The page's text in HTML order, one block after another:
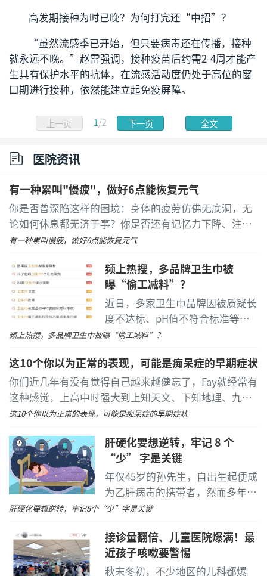
高发期接种为时已晚？为何打完还“中招”？
“虽然流感季已开始，但只要病毒还在传播，接种
就永远不晚。”赵雷强调，接种疫苗后约需2-4周才能产
生具有保护水平的抗体，在流感活动度仍处于高位的窗
口期进行接种，依然能建立起免疫屏障。
上一页 1/2 下一页 全文
医院资讯
有一种累叫"慢疲"，做好6点能恢复元气
你是否曾深陷这样的困境：身体的疲劳仿佛无底洞，无
论如何休息都无济于事？你是否还有记忆力下降、注意
力无法集中、肌肉及关节痛、头痛、睡眠差……如果是
有一种累叫慢疲，做好6点能恢复元气
频上热搜，多品牌卫生巾被
曝“偷工减料”？
近日，多家卫生巾品牌因被质疑长
度不达标、pH值不符合标准等引
发争议，多次登上热搜。据不完全
日）以卫生巾为关键词的微博热搜
已超过5个。...[详细]
频上热搜，多品牌卫生巾被曝“偷工减料”？
这10个你以为正常的表现，可能是痴呆症的早期症状
你们近几年有没有觉得自己越来越健忘了，Fay就经常有
这种感觉，上高中时强大到上知天文、下知地理、九门
功课样样能背的记忆力，现在已经大大减退了，有时说
这10个你以为正常的表现，可能是痴呆症的早期症状
肝硬化要想逆转，牢记 8 个
“少” 字是关键
年仅45岁的孙先生，自出生起便成
为乙肝病毒的携带者，然而多年来
他从未进行过复查。因工作需求，
体被严重的腹痛、腹胀与腹泻所困
扰，才前往医院接受全面检查。
[详细]
肝硬化要想逆转，牢记8个“少” 字是关键
接诊量翻倍、儿童医院爆满！最
近孩子咳嗽要警惕
秋末冬初，不少地区的儿科都爆